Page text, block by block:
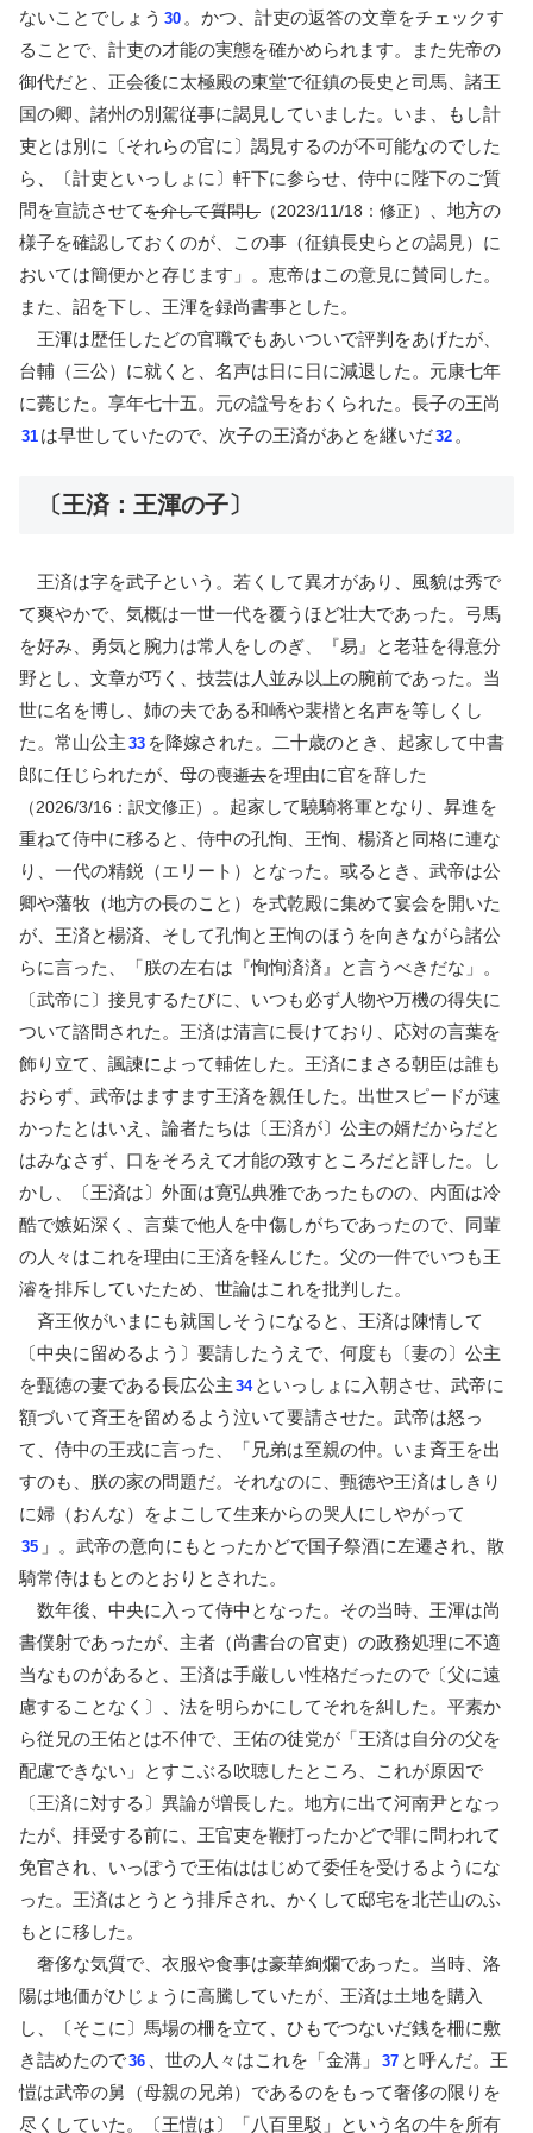
ないことでしょう 30 。かつ、計吏の返答の文章をチェックす
ることで、計吏の才能の実態を確かめられます。また先帝の
御代だと、正会後に太極殿の東堂で征鎮の長史と司馬、諸王
国の卿、諸州の別駕従事に謁見していました。いま、もし計
吏とは別に〔それらの官に〕謁見するのが不可能なのでした
ら、〔計吏といっしょに〕軒下に参らせ、侍中に陛下のご質
問を宣読させてを介して質問し （2023/11/18：修正）
、地方の
様子を確認しておくのが、この事（征鎮長史らとの謁見）に
おいては簡便かと存じます」。恵帝はこの意見に賛同した。
また、詔を下し、王渾を録尚書事とした。
王渾は歴任したどの官職でもあいついで評判をあげたが、
台輔（三公）に就くと、名声は日に日に減退した。元康七年
に薨じた。享年七十五。元の諡号をおくられた。長子の王尚
31 は早世していたので、次子の王済があとを継いだ32 。
〔王済：王渾の子〕
王済は字を武子という。若くして異才があり、風貌は秀で
て爽やかで、気概は一世一代を覆うほど壮大であった。弓馬
を好み、勇気と腕力は常人をしのぎ、『易』と老荘を得意分
野とし、文章が巧く、技芸は人並み以上の腕前であった。当
世に名を博し、姉の夫である和嶠や裴楷と名声を等しくし
た。常山公主 33 を降嫁された。二十歳のとき、起家して中書
郎に任じられたが、母の喪逝去を理由に官を辞した
（2026/3/16：訳文修正）
。起家して驍騎将軍となり、昇進を
重ねて侍中に移ると、侍中の孔恂、王恂、楊済と同格に連な
り、一代の精鋭（エリート）となった。或るとき、武帝は公
卿や藩牧（地方の長のこと）を式乾殿に集めて宴会を開いた
が、王済と楊済、そして孔恂と王恂のほうを向きながら諸公
らに言った、「朕の左右は『恂恂済済』と言うべきだな」。
〔武帝に〕接見するたびに、いつも必ず人物や万機の得失に
ついて諮問された。王済は清言に長けており、応対の言葉を
飾り立て、諷諫によって輔佐した。王済にまさる朝臣は誰も
おらず、武帝はますます王済を親任した。出世スピードが速
かったとはいえ、論者たちは〔王済が〕公主の婿だからだと
はみなさず、口をそろえて才能の致すところだと評した。し
かし、〔王済は〕外面は寛弘典雅であったものの、内面は冷
酷で嫉妬深く、言葉で他人を中傷しがちであったので、同輩
の人々はこれを理由に王済を軽んじた。父の一件でいつも王
濬を排斥していたため、世論はこれを批判した。
斉王攸がいまにも就国しそうになると、王済は陳情して
〔中央に留めるよう〕要請したうえで、何度も〔妻の〕公主
を甄徳の妻である長広公主 34 といっしょに入朝させ、武帝に
額づいて斉王を留めるよう泣いて要請させた。武帝は怒っ
て、侍中の王戎に言った、「兄弟は至親の仲。いま斉王を出
すのも、朕の家の問題だ。それなのに、甄徳や王済はしきり
に婦（おんな）をよこして生来からの哭人にしやがって
35 」。武帝の意向にもとったかどで国子祭酒に左遷され、散
騎常侍はもとのとおりとされた。
数年後、中央に入って侍中となった。その当時、王渾は尚
書僕射であったが、主者（尚書台の官吏）の政務処理に不適
当なものがあると、王済は手厳しい性格だったので〔父に遠
慮することなく〕、法を明らかにしてそれを糾した。平素か
ら従兄の王佑とは不仲で、王佑の徒党が「王済は自分の父を
配慮できない」とすこぶる吹聴したところ、これが原因で
〔王済に対する〕異論が増長した。地方に出て河南尹となっ
たが、拝受する前に、王官吏を鞭打ったかどで罪に問われて
免官され、いっぽうで王佑ははじめて委任を受けるようにな
った。王済はとうとう排斥され、かくして邸宅を北芒山のふ
もとに移した。
奢侈な気質で、衣服や食事は豪華絢爛であった。当時、洛
陽は地価がひじょうに高騰していたが、王済は土地を購入
し、〔そこに〕馬場の柵を立て、ひもでつないだ銭を柵に敷
き詰めたので36 、世の人々はこれを「金溝」 37 と呼んだ。王
愷は武帝の舅（母親の兄弟）であるのをもって奢侈の限りを
尽くしていた。〔王愷は〕「八百里駁」という名の牛を所有